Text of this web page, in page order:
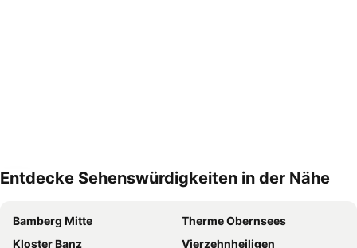
Entdecke Sehenswürdigkeiten in der Nähe
Bamberg Mitte
Therme Obernsees
Kloster Banz
Vierzehnheiligen